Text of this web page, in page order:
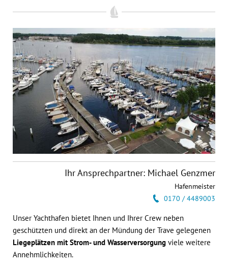
Ihr Ansprechpartner: Michael Genzmer
Hafenmeister
0170 / 4489003
Unser Yachthafen bietet Ihnen und Ihrer Crew neben
geschützten und direkt an der Mündung der Trave gelegenen
Liegeplätzen mit Strom- und Wasserversorgung viele weitere
Annehmlichkeiten.